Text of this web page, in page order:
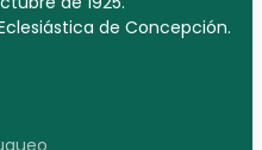
de Concepción.